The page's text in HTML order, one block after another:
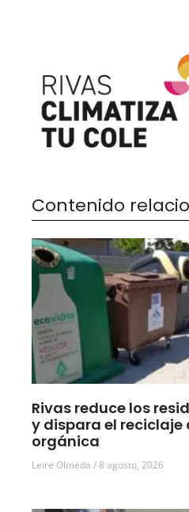
Contenido
Rivas reduce los
y dispara el reciclaje
orgánica
Leire Olmeda 8 agosto, 2026